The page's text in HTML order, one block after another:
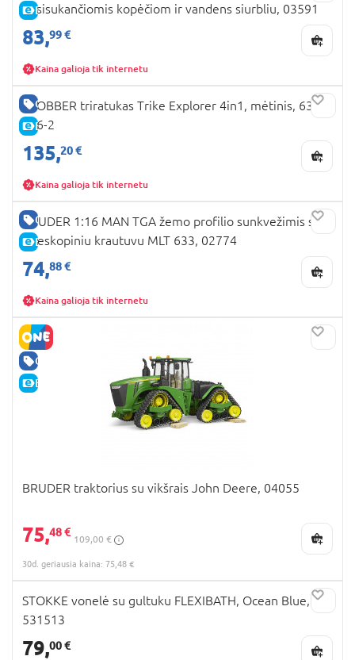
E-KAINA
besisukančiomis kopėčiom ir vandens siurbliu, 03591
83,99 €
Kaina galioja tik internetu
GERA KAINA
E-KAINA
GLOBBER triratukas Trike Explorer 4in1, mėtinis, 632-
206-2
135,20 €
Kaina galioja tik internetu
GERA KAINA
E-KAINA
BRUDER 1:16 MAN TGA žemo profilio sunkvežimis su
teleskopiniu krautuvu MLT 633, 02774
74,88 €
Kaina galioja tik internetu
GERA KAINA
E-KAINA
BRUDER traktorius su vikšrais John Deere, 04055
75,48 €
109,00 €
30d. geriausia kaina: 75,48 €
STOKKE vonelė su gultuku FLEXIBATH, Ocean Blue,
531513
79,00 €